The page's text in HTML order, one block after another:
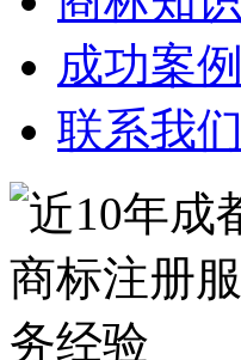
成功案例
联系我们